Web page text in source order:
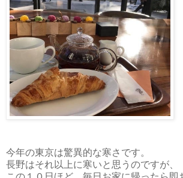
今年の東京は驚異的な寒さです。
長野はそれ以上に寒いと思うのですが、